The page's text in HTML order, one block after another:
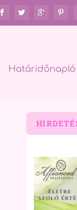
Határidőnapló